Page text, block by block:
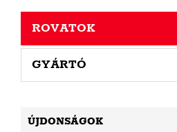
ROVATOK
GYÁRTÓ
ÚJDONSÁGOK